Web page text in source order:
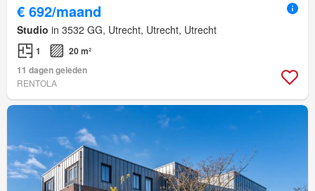
€ 692/maand
Studio in 3532 GG, Utrecht, Utrecht, Utrecht
1
20 m²
11 dagen geleden
RENTOLA